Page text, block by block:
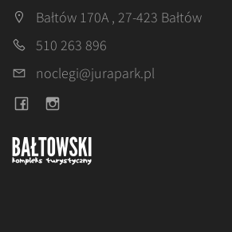
Bałtów 170A , 27-423 Bałtów
510 263 896
noclegi@jurapark.pl